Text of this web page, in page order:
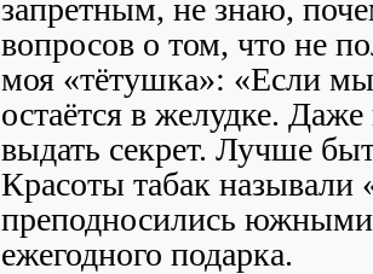
запретным, не знаю,
вопросов о том, что не
моя «тётушка»: «Если
остаётся в желудке.
выдать секрет. Лучше
Красоты табак
преподносились
ежегодного подарка.